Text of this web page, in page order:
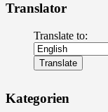
Translator
Translate to:
Kategorien